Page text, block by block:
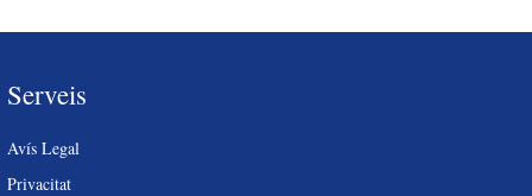
Serveis
Avís Legal
Privacitat